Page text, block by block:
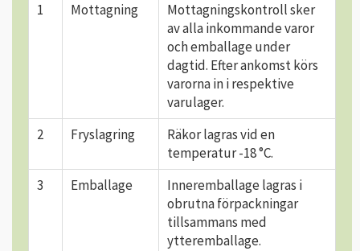
1
Mottagning
Mottagningskontroll sker
av alla inkommande varor
och emballage under
dagtid. Efter ankomst körs
varorna in i respektive
varulager.
2
Fryslagring
Räkor lagras vid en
temperatur -18 °C.
3
Emballage
Inneremballage lagras i
obrutna förpackningar
tillsammans med
ytteremballage.